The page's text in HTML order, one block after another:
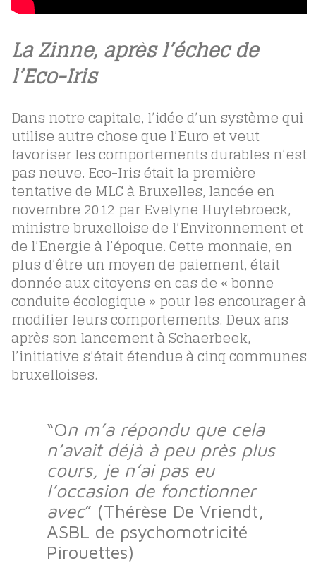
La Zinne, après l’échec de
l’Eco-Iris
Dans notre capitale, l’idée d’un système qui
utilise autre chose que l’Euro et veut
favoriser les comportements durables n’est
pas neuve. Eco-Iris était la première
tentative de MLC à Bruxelles, lancée en
novembre 2012 par Evelyne Huytebroeck,
ministre bruxelloise de l’Environnement et
de l’Energie à l’époque. Cette monnaie, en
plus d’être un moyen de paiement, était
donnée aux citoyens en cas de « bonne
conduite écologique » pour les encourager à
modifier leurs comportements. Deux ans
après son lancement à Schaerbeek,
l’initiative s’était étendue à cinq communes
bruxelloises.
“On m’a répondu que cela
n’avait déjà à peu près plus
cours, je n’ai pas eu
l’occasion de fonctionner
avec” (Thérèse De Vriendt,
ASBL de psychomotricité
Pirouettes)